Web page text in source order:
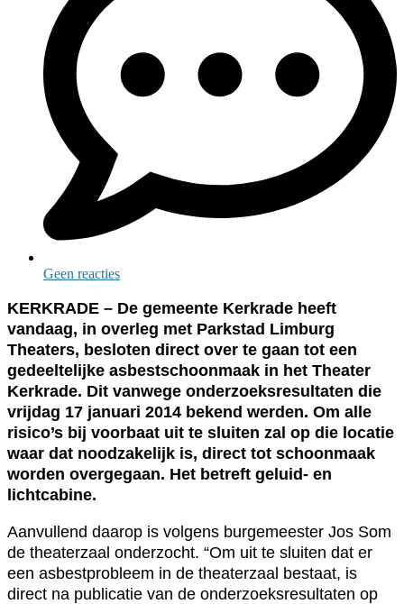
Geen reacties
KERKRADE – De gemeente Kerkrade heeft
vandaag, in overleg met Parkstad Limburg
Theaters, besloten direct over te gaan tot een
gedeeltelijke asbestschoonmaak in het Theater
Kerkrade. Dit vanwege onderzoeksresultaten die
vrijdag 17 januari 2014 bekend werden. Om alle
risico’s bij voorbaat uit te sluiten zal op die locatie
waar dat noodzakelijk is, direct tot schoonmaak
worden overgegaan. Het betreft geluid- en
lichtcabine.
Aanvullend daarop is volgens burgemeester Jos Som
de theaterzaal onderzocht. “Om uit te sluiten dat er
een asbestprobleem in de theaterzaal bestaat, is
direct na publicatie van de onderzoeksresultaten op